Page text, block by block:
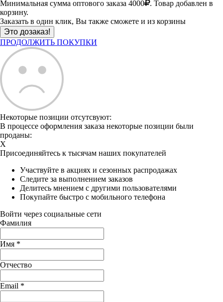
Минимальная сумма оптового заказа 4000
. Товар добавлен в
корзину.
Заказать в один клик, Вы также сможете и из корзины
ПРОДОЛЖИТЬ ПОКУПКИ
Некоторые позиции отсутсвуют:
В процессе оформления заказа некоторые позиции были
проданы:
X
Присоединяйтесь к тысячам наших покупателей
Участвуйте в акциях и сезонных распродажах
Следите за выполнением заказов
Делитесь мнением с другими пользователями
Покупайте быстро с мобильного телефона
Войти через социальные сети
Фамилия
Имя *
Отчество
Email *